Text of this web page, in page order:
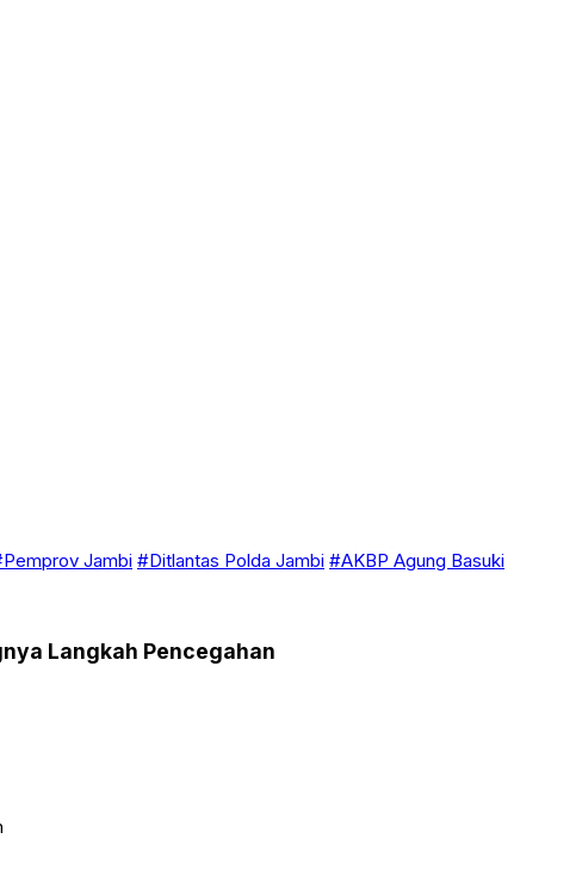
Jambi #Ditlantas Polda Jambi #AKBP Agung Basuki
Langkah Pencegahan